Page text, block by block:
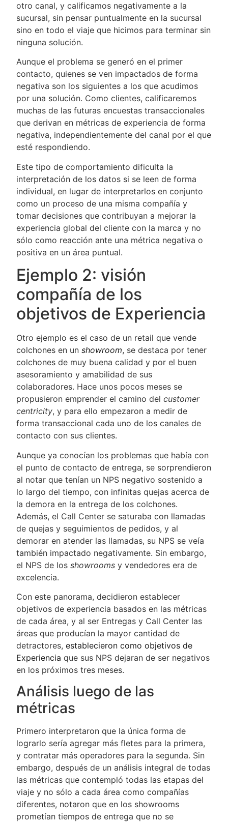
otro canal, y calificamos negativamente a la
sucursal, sin pensar puntualmente en la sucursal
sino en todo el viaje que hicimos para terminar sin
ninguna solución.
Aunque el problema se generó en el primer
contacto, quienes se ven impactados de forma
negativa son los siguientes a los que acudimos
por una solución. Como clientes, calificaremos
muchas de las futuras encuestas transaccionales
que derivan en métricas de experiencia de forma
negativa, independientemente del canal por el que
esté respondiendo.
Este tipo de comportamiento dificulta la
interpretación de los datos si se leen de forma
individual, en lugar de interpretarlos en conjunto
como un proceso de una misma compañía y
tomar decisiones que contribuyan a mejorar la
experiencia global del cliente con la marca y no
sólo como reacción ante una métrica negativa o
positiva en un área puntual.
Ejemplo 2: visión
compañía de los
objetivos de Experiencia
Otro ejemplo es el caso de un retail que vende
colchones en un showroom, se destaca por tener
colchones de muy buena calidad y por el buen
asesoramiento y amabilidad de sus
colaboradores. Hace unos pocos meses se
propusieron emprender el camino del customer
centricity, y para ello empezaron a medir de
forma transaccional cada uno de los canales de
contacto con sus clientes.
Aunque ya conocían los problemas que había con
el punto de contacto de entrega, se sorprendieron
al notar que tenían un NPS negativo sostenido a
lo largo del tiempo, con infinitas quejas acerca de
la demora en la entrega de los colchones.
Además, el Call Center se saturaba con llamadas
de quejas y seguimientos de pedidos, y al
demorar en atender las llamadas, su NPS se veía
también impactado negativamente. Sin embargo,
el NPS de los showrooms y vendedores era de
excelencia.
Con este panorama, decidieron establecer
objetivos de experiencia basados en las métricas
de cada área, y al ser Entregas y Call Center las
áreas que producían la mayor cantidad de
detractores, establecieron como objetivos de
Experiencia que sus NPS dejaran de ser negativos
en los próximos tres meses.
Análisis luego de las
métricas
Primero interpretaron que la única forma de
lograrlo sería agregar más fletes para la primera,
y contratar más operadores para la segunda. Sin
embargo, después de un análisis integral de todas
las métricas que contempló todas las etapas del
viaje y no sólo a cada área como compañías
diferentes, notaron que en los showrooms
prometían tiempos de entrega que no se